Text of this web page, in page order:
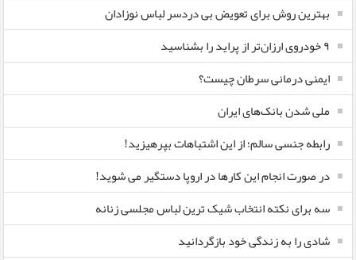
بهترین روش برای تعویض بی دردسر لباس نوزادان
٩ خودروی ارزان‌تر از پراید را بشناسید
ایمنی درمانی سرطان چیست؟
ملی شدن بانک‌های ایران
رابطه جنسی سالم؛ از این اشتباهات بپرهیزید!
در صورت انجام این کارها در اروپا دستگیر می شوید!
سه برای نکته انتخاب شیک ترین لباس مجلسی زنانه
شادی را به زندگی خود بازگردانید